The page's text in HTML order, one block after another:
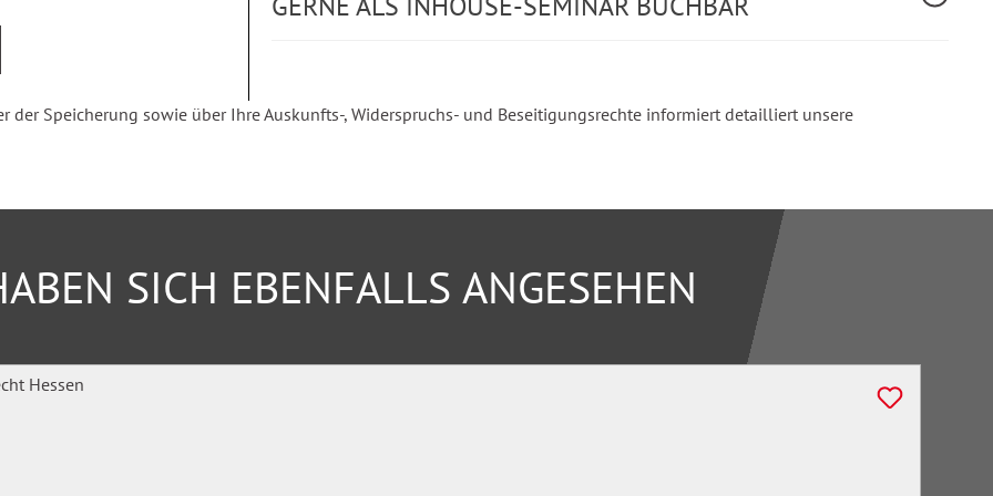
einarbeiten möchten
der Speicherung sowie über Ihre Auskunfts-, Widerspruchs- und Beseitigungsrechte informiert detailliert unsere
SICH EBENFALLS ANGESEHEN